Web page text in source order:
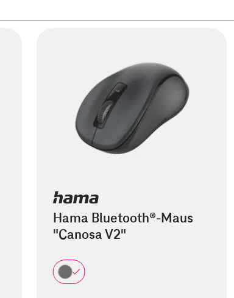
Hama Bluetooth®-Maus
"Canosa V2"